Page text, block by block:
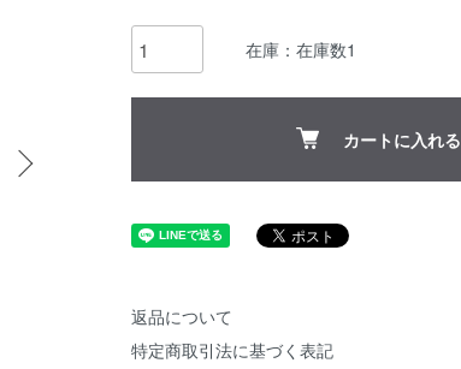
在庫：在庫数1
カートに入れる
返品について
特定商取引法に基づく表記